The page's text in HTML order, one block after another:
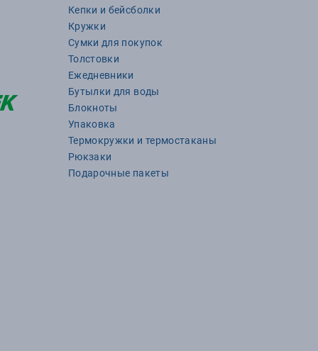
Кепки и бейсболки
Кружки
Сумки для покупок
Толстовки
Ежедневники
Бутылки для воды
Блокноты
Упаковка
Термокружки и термостаканы
Рюкзаки
Подарочные пакеты